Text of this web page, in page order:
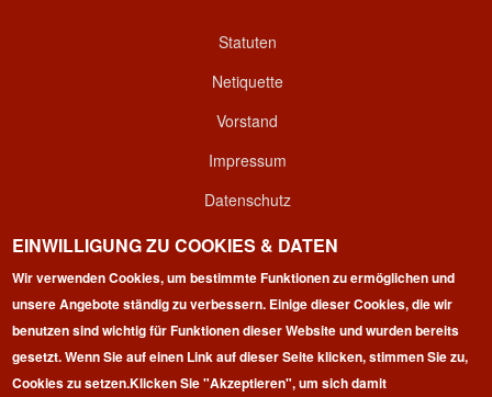
Statuten
Netiquette
Vorstand
Impressum
Datenschutz
Kontakt
Login
EINWILLIGUNG ZU COOKIES & DATEN
Wir verwenden Cookies, um bestimmte Funktionen zu ermöglichen und
unsere Angebote ständig zu verbessern. Einige dieser Cookies, die wir
benutzen sind wichtig für Funktionen dieser Website und wurden bereits
gesetzt. Wenn Sie auf einen Link auf dieser Seite klicken, stimmen Sie zu,
Cookies zu setzen.Klicken Sie "Akzeptieren", um sich damit